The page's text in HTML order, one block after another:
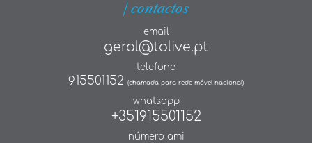
| contactos
email
geral@tolive.pt
telefone
915501152 (chamada para rede móvel nacional)
whatsapp
+351915501152
número ami